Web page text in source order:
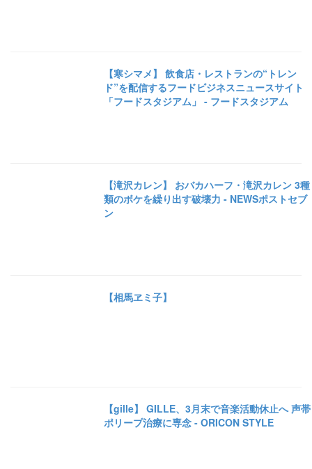
【寒シマメ】 飲食店・レストランの“トレン
ド”を配信するフードビジネスニュースサイト
「フードスタジアム」 - フードスタジアム
【滝沢カレン】 おバカハーフ・滝沢カレン 3種
類のボケを繰り出す破壊力 - NEWSポストセブ
ン
【相馬ヱミ子】
【gille】 GILLE、3月末で音楽活動休止へ 声帯
ポリープ治療に専念 - ORICON STYLE